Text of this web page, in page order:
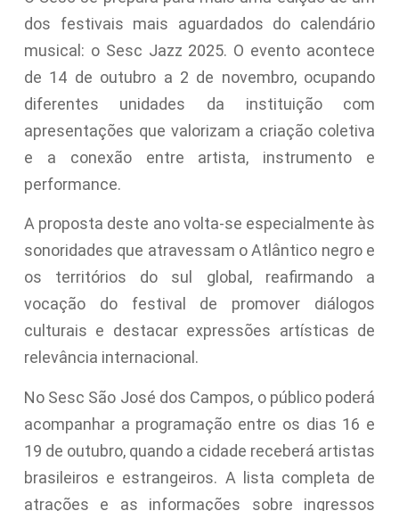
dos festivais mais aguardados do calendário
musical: o Sesc Jazz 2025. O evento acontece
de 14 de outubro a 2 de novembro, ocupando
diferentes unidades da instituição com
apresentações que valorizam a criação coletiva
e a conexão entre artista, instrumento e
performance.
A proposta deste ano volta-se especialmente às
sonoridades que atravessam o Atlântico negro e
os territórios do sul global, reafirmando a
vocação do festival de promover diálogos
culturais e destacar expressões artísticas de
relevância internacional.
No Sesc São José dos Campos, o público poderá
acompanhar a programação entre os dias 16 e
19 de outubro, quando a cidade receberá artistas
brasileiros e estrangeiros. A lista completa de
atrações e as informações sobre ingressos